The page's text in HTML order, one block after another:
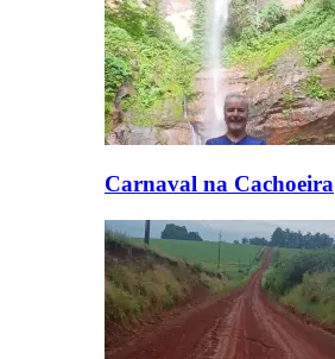
Carnaval na Cachoeira